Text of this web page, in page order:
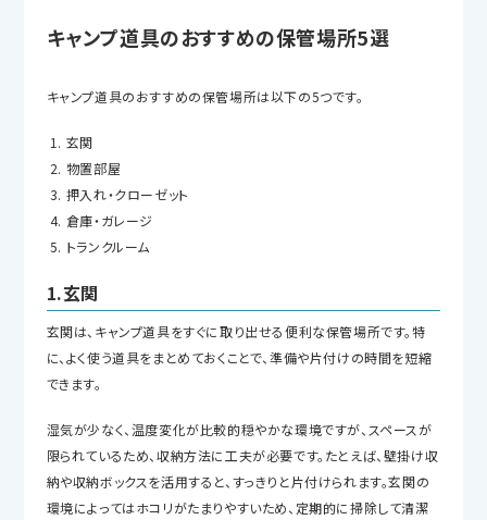
キャンプ道具のおすすめの保管場所5選
キャンプ道具のおすすめの保管場所は以下の5つです。
玄関
物置部屋
押入れ・クローゼット
倉庫・ガレージ
トランクルーム
1.玄関
玄関は、キャンプ道具をすぐに取り出せる便利な保管場所です。特
に、よく使う道具をまとめておくことで、準備や片付けの時間を短縮
できます。
湿気が少なく、温度変化が比較的穏やかな環境ですが、スペースが
限られているため、収納方法に工夫が必要です。たとえば、壁掛け収
納や収納ボックスを活用すると、すっきりと片付けられます。玄関の
環境によってはホコリがたまりやすいため、定期的に掃除して清潔